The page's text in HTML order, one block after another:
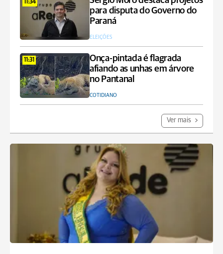
11:34
para disputa do Governo do
Paraná
ELEIÇÕES
11:31
Onça-pintada é flagrada
afiando as unhas em árvore
no Pantanal
COTIDIANO
Ver mais